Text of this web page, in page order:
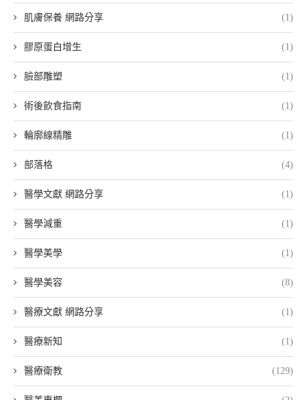
肌膚保養 網路分享 (1)
膠原蛋白增生 (1)
臉部雕塑 (1)
術後飲食指南 (1)
輪廓線精雕 (1)
部落格 (4)
醫學文獻 網路分享 (1)
醫學減重 (1)
醫學美學 (1)
醫學美容 (8)
醫療文獻 網路分享 (1)
醫療新知 (1)
醫療衛教 (129)